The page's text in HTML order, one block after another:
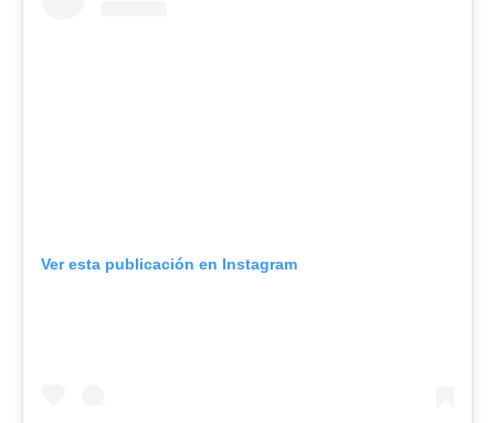
Ver esta publicación en Instagram